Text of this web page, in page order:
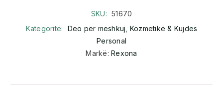
SKU: 51670
Kategoritë:
Deo për meshkuj Kozmetikë & Kujdes
Personal
Markë:Rexona